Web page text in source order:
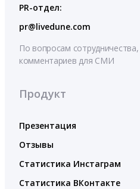
PR-отдел:
pr@livedune.com
По вопросам сотрудничества,
комментариев для СМИ
Продукт
Презентация
Отзывы
Статистика Инстаграм
Статистика ВКонтакте